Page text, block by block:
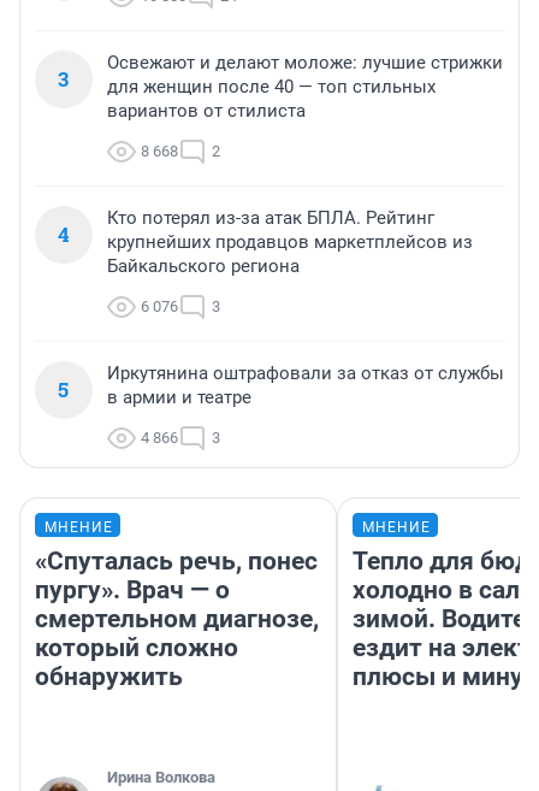
3
Освежают и делают моложе: лучшие стрижки
для женщин после 40 — топ стильных
вариантов от стилиста
8 668 2
4
Кто потерял из-за атак БПЛА. Рейтинг
крупнейших продавцов маркетплейсов из
Байкальского региона
6 076 3
5
Иркутянина оштрафовали за отказ от службы
в армии и театре
4 866 3
МНЕНИЕ
«Спуталась речь, понес
пургу». Врач — о
смертельном диагнозе,
который сложно
обнаружить
Ирина Волкова
МНЕНИЕ
Тепло для
холодно в
зимой.
ездит на
плюсы и